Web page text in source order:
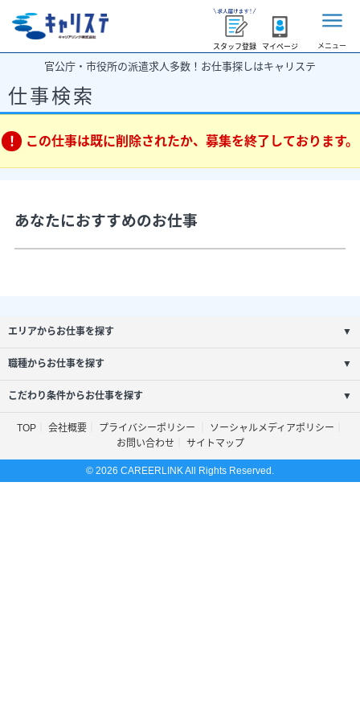
スタッフ登録 マイページ メニュー
官公庁・市役所の派遣求人多数！お仕事探しはキャリステ
仕事検索
この仕事は既に削除されたか、募集を終了しております。
あなたにおすすめのお仕事
エリアからお仕事を探す ▼
職種からお仕事を探す ▼
こだわり条件からお仕事を探す ▼
TOP 会社概要 プライバシーポリシー
ソーシャルメディアポリシー
お問い合わせ
サイトマップ
© 2026 CAREERLINK All Rights Reserved.